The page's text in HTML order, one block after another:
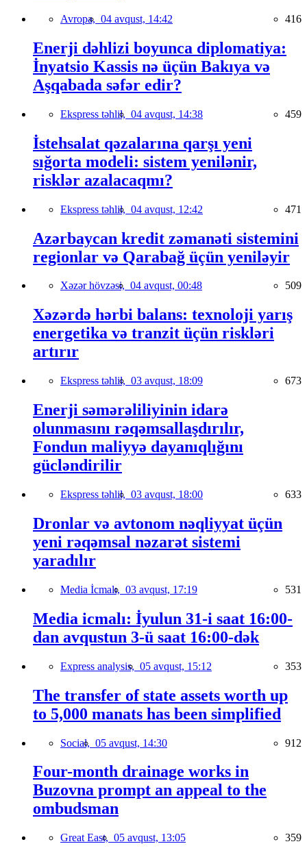
Avropa, 04 avqust, 14:42 416
Enerji dəhlizi boyunca diplomatiya:
İnyatsio Kassis nə üçün Bakıya və
Aşqabada səfər edir?
Ekspress təhlil, 04 avqust, 14:38 459
İstehsalat qəzalarına qarşı yeni
sığorta modeli: sistem yenilənir,
risklər azalacaqmı?
Ekspress təhlil, 04 avqust, 12:42 471
Azərbaycan kredit zəmanəti sistemini
regionlar və Qarabağ üçün yeniləyir
Xəzər hövzəsi, 04 avqust, 00:48 509
Xəzərdə hərbi balans: texnoloji yarış
energetika və tranzit üçün riskləri
artırır
Ekspress təhlil, 03 avqust, 18:09 673
Enerji səmərəliliyinin idarə
olunmasını rəqəmsallaşdırılır,
Fondun maliyyə dayanıqlığını
gücləndirilir
Ekspress təhlil, 03 avqust, 18:00 633
Dronlar və avtonom nəqliyyat üçün
yeni rəqəmsal nəzarət sistemi
yaradılır
Media İcmalı, 03 avqust, 17:19 531
Media icmalı: İyulun 31-i saat 16:00-
dan avqustun 3-ü saat 16:00-dək
Express analysis, 05 avqust, 15:12 353
The transfer of state assets worth up
to 5,000 manats has been simplified
Social, 05 avqust, 14:30 912
Four-month drainage works in
Buzovna prompt an appeal to the
ombudsman
Great East, 05 avqust, 13:05 359